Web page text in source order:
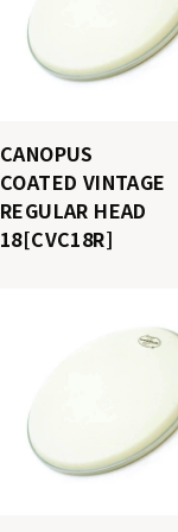
CB14HM
CANOPUS
COATED VINTAGE
REGULAR HEAD
18[CVC18R]